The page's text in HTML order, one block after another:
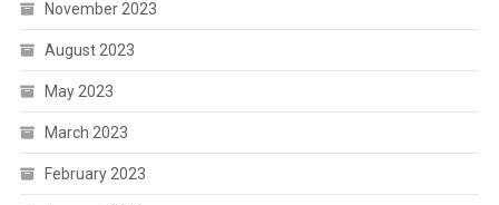
November 2023
August 2023
May 2023
March 2023
February 2023